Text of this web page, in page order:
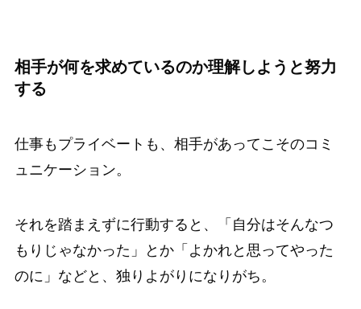
相手が何を求めているのか理解しようと努力
する
仕事もプライベートも、相手があってこそのコミ
ュニケーション。
それを踏まえずに行動すると、「自分はそんなつ
もりじゃなかった」とか「よかれと思ってやった
のに」などと、独りよがりになりがち。